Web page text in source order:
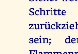
sein;